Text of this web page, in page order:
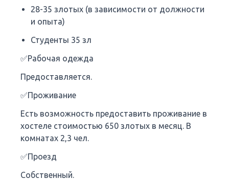
28-35 злотых (в зависимости от должности
и опыта)
Студенты 35 зл
✅Рабочая одежда
Предоставляется.
✅Проживание
Есть возможность предоставить проживание в
хостеле стоимостью 650 злотых в месяц. В
комнатах 2,3 чел.
✅Проезд
Собственный.